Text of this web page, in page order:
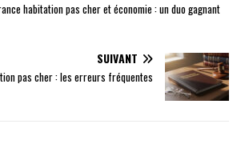
habitation pas cher et économie : un duo gagnant
SUIVANT
pas cher : les erreurs fréquentes